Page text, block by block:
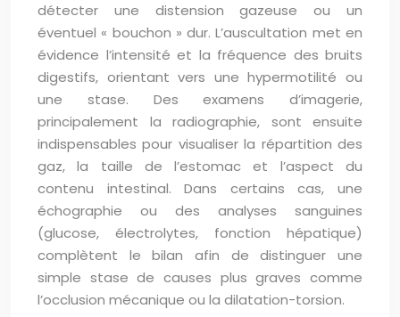
détecter une distension gazeuse ou un
éventuel « bouchon » dur. L’auscultation met en
évidence l’intensité et la fréquence des bruits
digestifs, orientant vers une hypermotilité ou
une stase. Des examens d’imagerie,
principalement la radiographie, sont ensuite
indispensables pour visualiser la répartition des
gaz, la taille de l’estomac et l’aspect du
contenu intestinal. Dans certains cas, une
échographie ou des analyses sanguines
(glucose, électrolytes, fonction hépatique)
complètent le bilan afin de distinguer une
simple stase de causes plus graves comme
l’occlusion mécanique ou la dilatation-torsion.